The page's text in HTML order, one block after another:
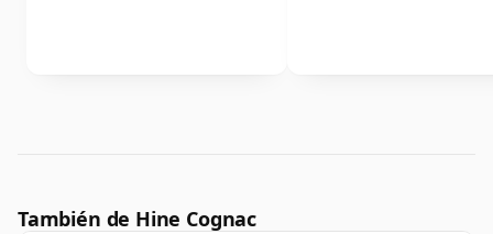
También de Hine Cognac